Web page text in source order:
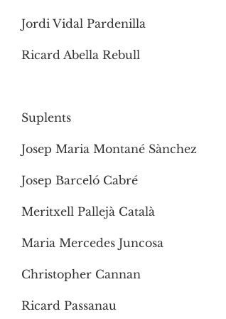
Jordi Vidal Pardenilla
Ricard Abella Rebull
Suplents
Josep Maria Montané Sànchez
Josep Barceló Cabré
Meritxell Pallejà Català
Maria Mercedes Juncosa
Christopher Cannan
Ricard Passanau